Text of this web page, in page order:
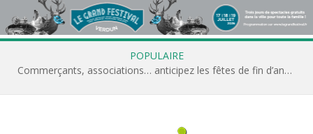
POPULAIRE
Commerçants, associations… anticipez les fêtes de fin d’année avec Meuz’Info